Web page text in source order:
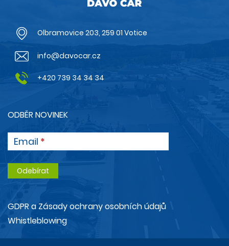
Olbramovice 203, 259 01 Votice
info@davocar.cz
+420 739 34 34 34
ODBĚR NOVINEK
Email
GDPR a Zásady ochrany osobních údajů
Whistleblowing